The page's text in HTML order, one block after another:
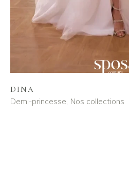
DINA
Demi-princesse Nos collections